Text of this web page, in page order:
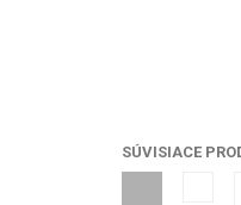
SÚVISIACE